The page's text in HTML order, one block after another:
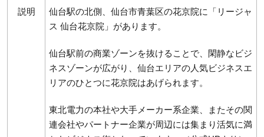
説明
仙台駅の北側、仙台市青葉区の花京院に「リージャ
ス 仙台花京院」があります。
仙台駅前の商業ゾーンを抜けることで、閑静なビジ
ネスゾーンが広がり、仙台エリアの人気ビジネスエ
リアのひとつに花京院はあげられます。
東北電力の本社や大手メーカー系企業、またその関
連会社やパートナー企業が周辺には集まり活気に満